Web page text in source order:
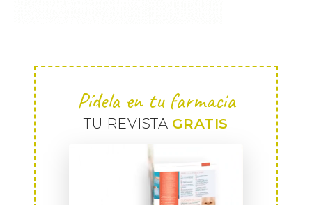
Pídela en tu farmacia
TU REVISTA GRATIS